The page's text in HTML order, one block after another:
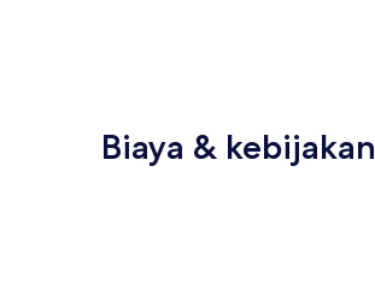
Biaya & kebijakan